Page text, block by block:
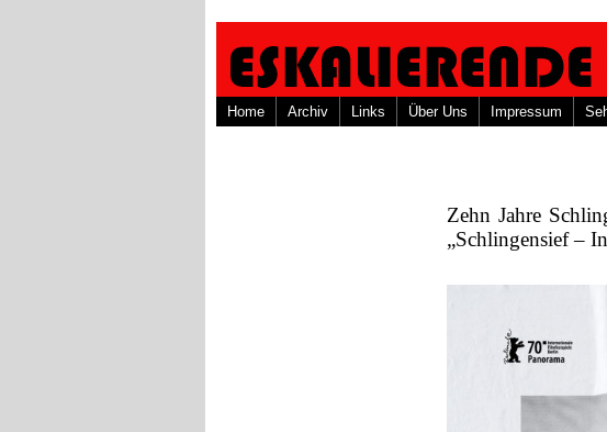
Home Archiv Links Über Uns Impressum
Zehn Jahre
„Schlingensief –